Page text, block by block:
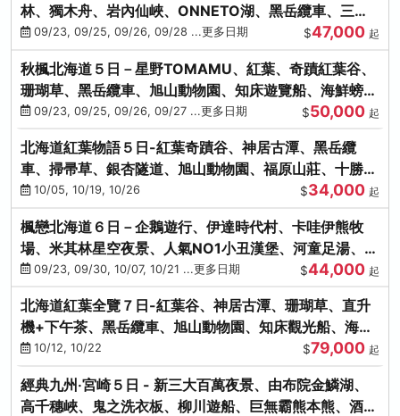
林、獨木舟、岩內仙峽、ONNETO湖、黑岳纜車、三國
峠、豐平峽、螃蟹溫泉
09/23, 09/25, 09/26, 09/28 ...更多日期 $47,000 起
秋楓北海道５日－星野TOMAMU、紅葉、奇蹟紅葉谷、
珊瑚草、黑岳纜車、旭山動物園、知床遊覽船、海鮮螃蟹
和牛吃到飽
09/23, 09/25, 09/26, 09/27 ...更多日期 $50,000 起
北海道紅葉物語５日-紅葉奇蹟谷、神居古潭、黑岳纜
車、掃帚草、銀杏隧道、旭山動物園、福原山莊、十勝牧
場、冰的美術館
10/05, 10/19, 10/26 $34,000 起
楓戀北海道６日－企鵝遊行、伊達時代村、卡哇伊熊牧
場、米其林星空夜景、人氣NO1小丑漢堡、河童足湯、奇
幻燈遊步道、洞爺花火
09/23, 09/30, 10/07, 10/21 ...更多日期 $44,000 起
北海道紅葉全覽７日-紅葉谷、神居古潭、珊瑚草、直升
機+下午茶、黑岳纜車、旭山動物園、知床觀光船、海膽
涮涮鍋(不進免稅店)
10/12, 10/22 $79,000 起
經典九州‧宮崎５日 - 新三大百萬夜景、由布院金鱗湖、
高千穗峽、鬼之洗衣板、柳川遊船、巨無霸熊本熊、酒造